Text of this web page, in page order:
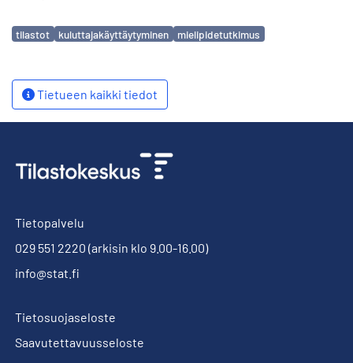
Avainsanat
tilastot kuluttajakäyttäytyminen mielipidetutkimus
Tietueen kaikki tiedot
Tietopalvelu
029 551 2220 (arkisin klo 9.00-16.00)
info@stat.fi
Tietosuojaseloste
Saavutettavuusseloste